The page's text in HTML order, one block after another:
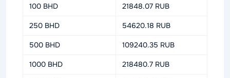
100 BHD 21848.07 RUB
250 BHD 54620.18 RUB
500 BHD 109240.35 RUB
1000 BHD 218480.7 RUB